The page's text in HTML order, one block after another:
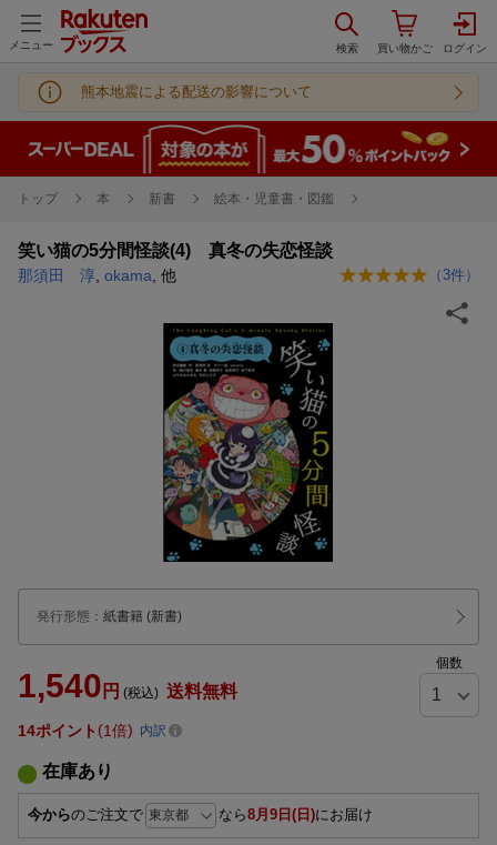
メニュー
熊本地震による配送の影響について
トップ 本 新書 絵本・児童書・図鑑
笑い猫の5分間怪談(4) 真冬の失恋怪談
那須田 淳 okama , 他 （ 3件）
発行形態 ： 紙書籍 (新書)
1,540 円 (税込) 送料無料
個数
14ポイント 1倍 内訳
在庫あり
今からのご注文で なら8月9日(日)にお届け